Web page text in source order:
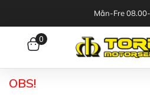
Mån-Fre
0
OBS!